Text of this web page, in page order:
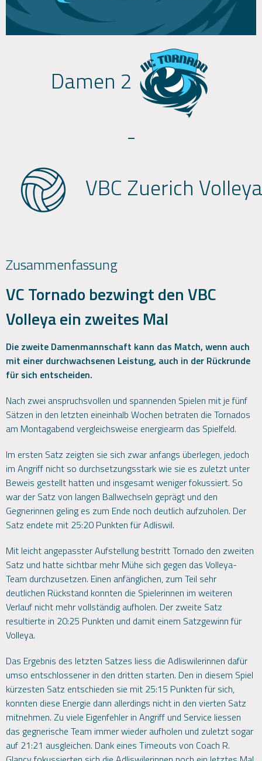
Damen 2
-
VBC Zuerich Volleya
Zusammenfassung
VC Tornado bezwingt den VBC
Volleya ein zweites Mal
Die zweite Damenmannschaft kann das Match, wenn auch
mit einer durchwachsenen Leistung, auch in der Rückrunde
für sich entscheiden.
Nach zwei anspruchsvollen und spannenden Spielen mit je fünf
Sätzen in den letzten eineinhalb Wochen betraten die Tornados
am Montagabend vergleichsweise energiearm das Spielfeld.
Im ersten Satz zeigten sie sich zwar anfangs überlegen, jedoch
im Angriff nicht so durchsetzungsstark wie sie es zuletzt unter
Beweis gestellt hatten und insgesamt weniger fokussiert. So
war der Satz von langen Ballwechseln geprägt und den
Gegnerinnen geling es zum Ende noch deutlich aufzuholen. Der
Satz endete mit 25:20 Punkten für Adliswil.
Mit leicht angepasster Aufstellung bestritt Tornado den zweiten
Satz und hatte sichtbar mehr Mühe sich gegen das Volleya-
Team durchzusetzen. Einen anfänglichen, zum Teil sehr
deutlichen Rückstand konnten die Spielerinnen im weiteren
Verlauf nicht mehr vollständig aufholen. Der zweite Satz
resultierte in 20:25 Punkten und damit einem Satzgewinn für
Volleya.
Das Ergebnis des letzten Satzes liess die Adliswilerinnen dafür
umso entschlossener in den dritten starten. Den in diesem Spiel
kürzesten Satz entschieden sie mit 25:15 Punkten für sich,
konnten diese Energie dann allerdings nicht in den vierten Satz
mitnehmen. Zu viele Eigenfehler in Angriff und Service liessen
das gegnerische Team immer wieder aufholen und zuletzt sogar
auf 21:21 ausgleichen. Dank eines Timeouts von Coach R.